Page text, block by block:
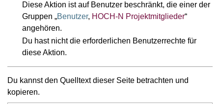
Diese Aktion ist auf Benutzer beschränkt, die einer der
Gruppen „Benutzer, HOCH-N Projektmitglieder“
angehören.
Du hast nicht die erforderlichen Benutzerrechte für
diese Aktion.
Du kannst den Quelltext dieser Seite betrachten und
kopieren.